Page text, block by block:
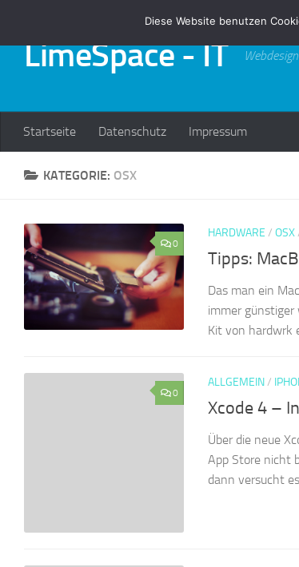
LimeSpace - IT
Startseite Datenschutz Impressum
KATEGORIE: OSX
0
HARDWARE / OSX
Tipps:
Das man ein
immer günstiger
Kit von hardwrk
0
ALLGEMEIN/
Xcode 4 –
Über die neue
App Store nicht
dann versucht
Diese Website benutzen